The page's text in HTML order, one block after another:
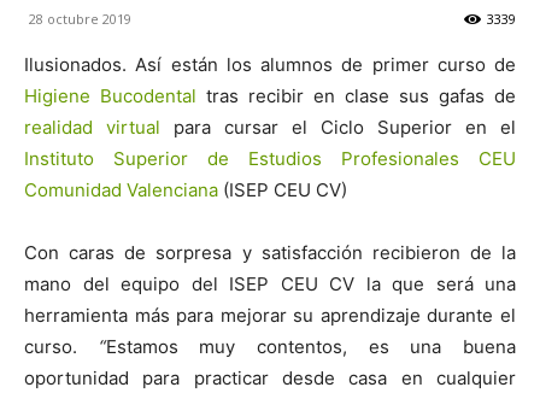
28 octubre 2019 3339
Ilusionados. Así están los alumnos de primer curso de
Higiene Bucodental tras recibir en clase sus gafas de
realidad virtual para cursar el Ciclo Superior en el
Instituto Superior de Estudios Profesionales CEU
Comunidad Valenciana (ISEP CEU CV)
Con caras de sorpresa y satisfacción recibieron de la
mano del equipo del ISEP CEU CV la que será una
herramienta más para mejorar su aprendizaje durante el
curso. “Estamos muy contentos, es una buena
oportunidad para practicar desde casa en cualquier